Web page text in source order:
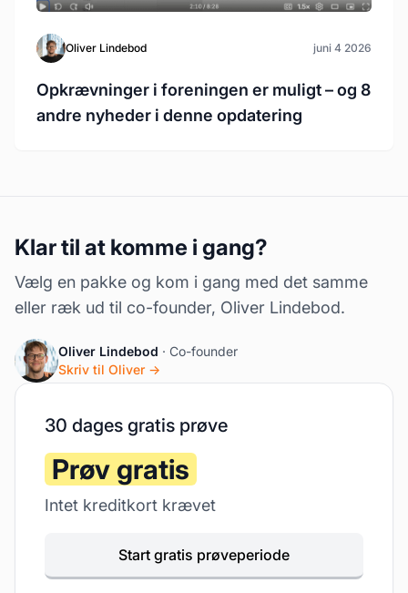
Oliver Lindebod juni 4 2026
Opkrævninger i foreningen er muligt – og 8
andre nyheder i denne opdatering
Klar til at komme i gang?
Vælg en pakke og kom i gang med det samme
eller ræk ud til co-founder, Oliver Lindebod.
Oliver Lindebod · Co-founder
Skriv til Oliver →
30 dages gratis prøve
Prøv gratis
Intet kreditkort krævet
Start gratis prøveperiode